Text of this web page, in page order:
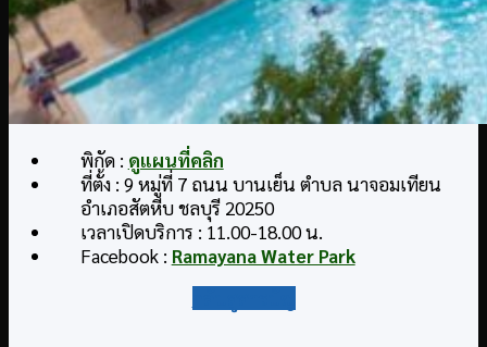
พิกัด : ดูแผนที่คลิก
ที่ตั้ง : 9 หมู่ที่ 7 ถนน บานเย็น ตำบล นาจอมเทียน
อำเภอสัตหีบ ชลบุรี 20250
เวลาเปิดบริการ : 11.00-18.00 น.
Facebook : Ramayana Water Park